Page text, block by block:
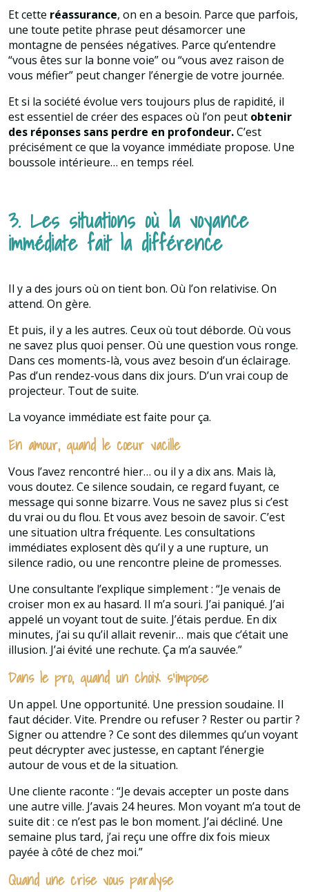
Et cette réassurance, on en a besoin. Parce que parfois,
une toute petite phrase peut désamorcer une
montagne de pensées négatives. Parce qu’entendre
“vous êtes sur la bonne voie” ou “vous avez raison de
vous méfier” peut changer l’énergie de votre journée.
Et si la société évolue vers toujours plus de rapidité, il
est essentiel de créer des espaces où l’on peut obtenir
des réponses sans perdre en profondeur.C’est
précisément ce que la voyance immédiate propose. Une
boussole intérieure… en temps réel.
3. Les situations où la voyance
immédiate fait la différence
Il y a des jours où on tient bon. Où l’on relativise. On
attend. On gère.
Et puis, il y a les autres. Ceux où tout déborde. Où vous
ne savez plus quoi penser. Où une question vous ronge.
Dans ces moments-là, vous avez besoin d’un éclairage.
Pas d’un rendez-vous dans dix jours. D’un vrai coup de
projecteur. Tout de suite.
La voyance immédiate est faite pour ça.
En amour, quand le cœur vacille
Vous l’avez rencontré hier… ou il y a dix ans. Mais là,
vous doutez. Ce silence soudain, ce regard fuyant, ce
message qui sonne bizarre. Vous ne savez plus si c’est
du vrai ou du flou. Et vous avez besoin de savoir. C’est
une situation ultra fréquente. Les consultations
immédiates explosent dès qu’il y a une rupture, un
silence radio, ou une rencontre pleine de promesses.
Une consultante l’explique simplement : “Je venais de
croiser mon ex au hasard. Il m’a souri. J’ai paniqué. J’ai
appelé un voyant tout de suite. J’étais perdue. En dix
minutes, j’ai su qu’il allait revenir… mais que c’était une
illusion. J’ai évité une rechute. Ça m’a sauvée.”
Dans le pro, quand un choix s’impose
Un appel. Une opportunité. Une pression soudaine. Il
faut décider. Vite. Prendre ou refuser ? Rester ou partir ?
Signer ou attendre ? Ce sont des dilemmes qu’un voyant
peut décrypter avec justesse, en captant l’énergie
autour de vous et de la situation.
Une cliente raconte : “Je devais accepter un poste dans
une autre ville. J’avais 24 heures. Mon voyant m’a tout de
suite dit : ce n’est pas le bon moment. J’ai décliné. Une
semaine plus tard, j’ai reçu une offre dix fois mieux
payée à côté de chez moi.”
Quand une crise vous paralyse